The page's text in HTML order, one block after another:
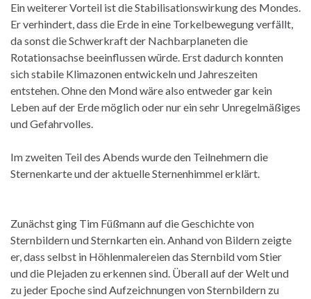
Ein weiterer Vorteil ist die Stabilisationswirkung des Mondes.
Er verhindert, dass die Erde in eine Torkelbewegung verfällt,
da sonst die Schwerkraft der Nachbarplaneten die
Rotationsachse beeinflussen würde. Erst dadurch konnten
sich stabile Klimazonen entwickeln und Jahreszeiten
entstehen. Ohne den Mond wäre also entweder gar kein
Leben auf der Erde möglich oder nur ein sehr Unregelmäßiges
und Gefahrvolles.
Im zweiten Teil des Abends wurde den Teilnehmern die
Sternenkarte und der aktuelle Sternenhimmel erklärt.
Zunächst ging Tim Füßmann auf die Geschichte von
Sternbildern und Sternkarten ein. Anhand von Bildern zeigte
er, dass selbst in Höhlenmalereien das Sternbild vom Stier
und die Plejaden zu erkennen sind. Überall auf der Welt und
zu jeder Epoche sind Aufzeichnungen von Sternbildern zu